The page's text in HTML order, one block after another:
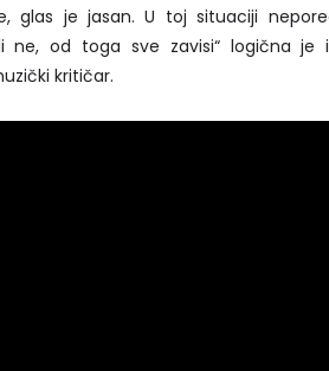
glas je jasan. U toj situaciji
ne, od toga sve zavisi“ logična je
kritičar.